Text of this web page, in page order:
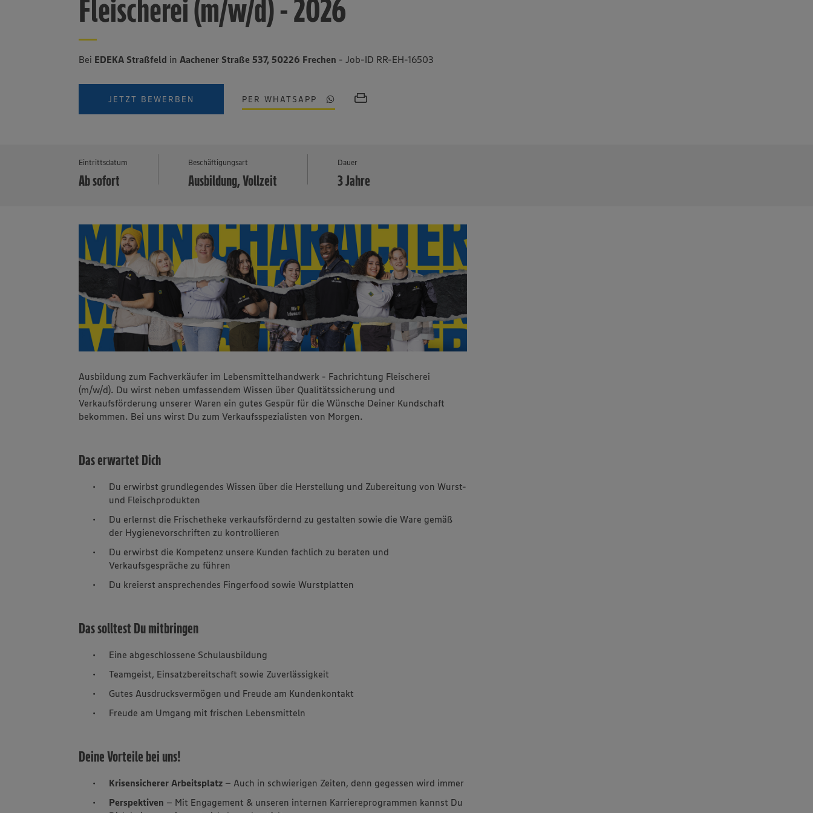
Fleischerei (m/w/d) - 2026
Bei EDEKA Straßfeld inAachener Straße 537, 50226 Frechen - Job-ID RR-EH-16503
JETZT BEWERBEN PER WHATSAPP
Eintrittsdatum
Ab sofort
Beschäftigungsart
Ausbildung, Vollzeit
Dauer
3 Jahre
Ausbildung zum Fachverkäufer im Lebensmittelhandwerk - Fachrichtung Fleischerei
(m/w/d). Du wirst neben umfassendem Wissen über Qualitätssicherung und
Verkaufsförderung unserer Waren ein gutes Gespür für die Wünsche Deiner Kundschaft
bekommen. Bei uns wirst Du zum Verkaufsspezialisten von Morgen.
Das erwartet Dich
Du erwirbst grundlegendes Wissen über die Herstellung und Zubereitung von Wurst-
und Fleischprodukten
Du erlernst die Frischetheke verkaufsfördernd zu gestalten sowie die Ware gemäß
der Hygienevorschriften zu kontrollieren
Du erwirbst die Kompetenz unsere Kunden fachlich zu beraten und
Verkaufsgespräche zu führen
Du kreierst ansprechendes Fingerfood sowie Wurstplatten
Das solltest Du mitbringen
Eine abgeschlossene Schulausbildung
Teamgeist, Einsatzbereitschaft sowie Zuverlässigkeit
Gutes Ausdrucksvermögen und Freude am Kundenkontakt
Freude am Umgang mit frischen Lebensmitteln
Deine Vorteile bei uns!
Krisensicherer Arbeitsplatz – Auch in schwierigen Zeiten, denn gegessen wird immer
Perspektiven – Mit Engagement & unseren internen Karriereprogrammen kannst Du